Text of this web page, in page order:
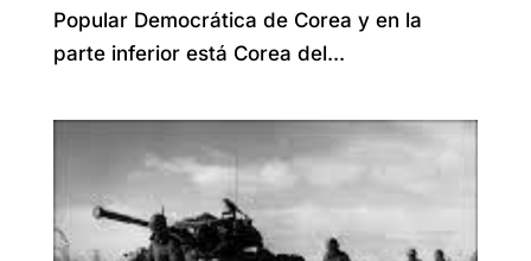
Popular Democrática de Corea y en la
parte inferior está Corea del...